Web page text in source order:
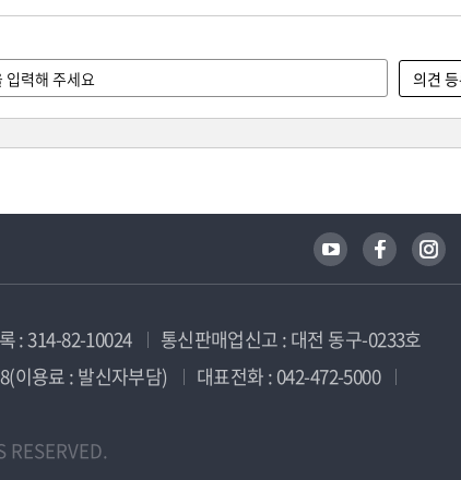
: 314-82-10024
통신판매업신고 : 대전 동구-0233호
이용료 : 발신자부담)
대표전화 : 042-472-5000